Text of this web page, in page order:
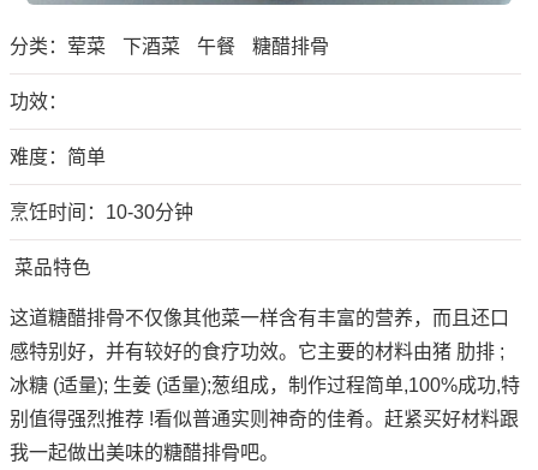
分类： 荤菜 下酒菜 午餐 糖醋排骨
功效：
难度：简单
烹饪时间：10-30分钟
菜品特色
这道糖醋排骨不仅像其他菜一样含有丰富的营养，而且还口
感特别好，并有较好的食疗功效。它主要的材料由猪 肋排 ;
冰糖 (适量); 生姜 (适量);葱组成，制作过程简单,100%成功,特
别值得强烈推荐 !看似普通实则神奇的佳肴。赶紧买好材料跟
我一起做出美味的糖醋排骨吧。